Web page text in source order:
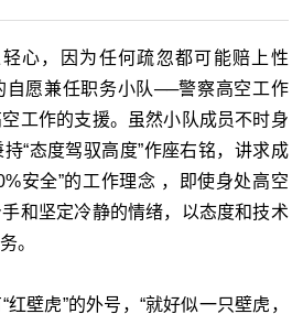
心，因为任何疏忽都可能赔上性
自愿兼任职务小队──警察高空工作
工作的支援。虽然小队成员不时身
“态度驾驭高度”作座右铭，讲求成
安全”的工作理念 ，即使身处高空
和坚定冷静的情绪，以态度和技术
。
壁虎”的外号，“就好似一只壁虎，